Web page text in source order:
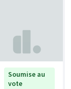
Soumise au
vote